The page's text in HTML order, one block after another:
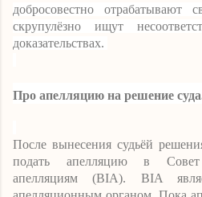
добросовестно отрабатывают
скрупулёзно ищут
доказательствах.
Про апелляцию на решение
После вынесения судьёй
подать апелляцию в
апелляциям (BIA). BIA